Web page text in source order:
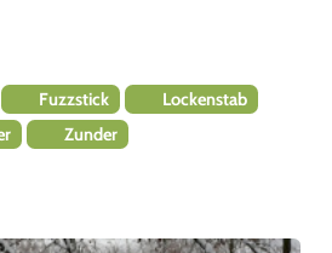
e
r
Fuzzstick
Lockenstab
Zunder